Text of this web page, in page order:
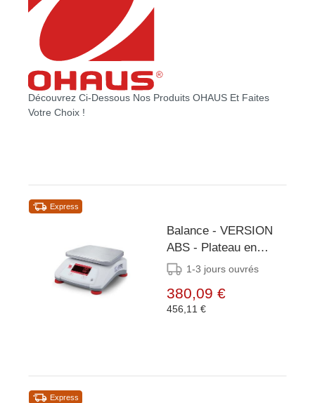
Découvrez Ci-Dessous Nos Produits OHAUS Et Faites
Votre Choix !
Express
Balance - VERSION
ABS - Plateau en
INOX - Plusieurs
1-3 jours ouvrés
380,09 €
456,11 €
Express